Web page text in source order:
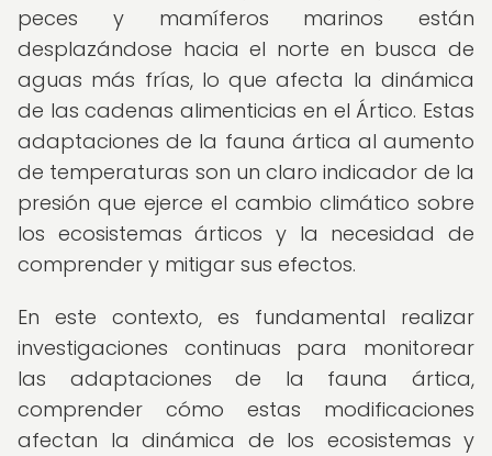
peces y mamíferos marinos están
desplazándose hacia el norte en busca de
aguas más frías, lo que afecta la dinámica
de las cadenas alimenticias en el Ártico. Estas
adaptaciones de la fauna ártica al aumento
de temperaturas son un claro indicador de la
presión que ejerce el cambio climático sobre
los ecosistemas árticos y la necesidad de
comprender y mitigar sus efectos.
En este contexto, es fundamental realizar
investigaciones continuas para monitorear
las adaptaciones de la fauna ártica,
comprender cómo estas modificaciones
afectan la dinámica de los ecosistemas y